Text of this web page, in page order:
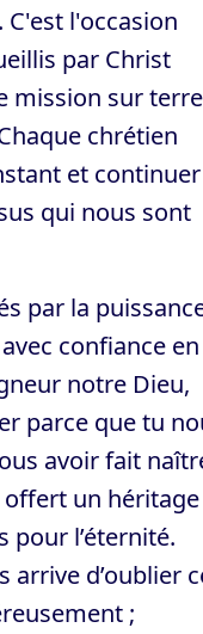
C'est l'occasion
par Christ
mission sur
chrétien
et
qui nous sont
par la
confiance en
notre Dieu,
parce que tu
avoir fait
offert un héritage
pour l’éternité.
arrive d’oublier
;